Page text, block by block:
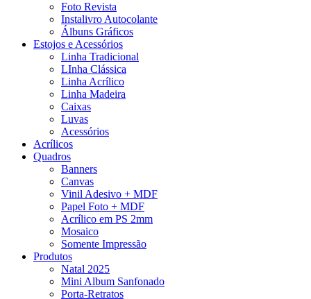
Foto Revista
Instalivro Autocolante
Álbuns Gráficos
Estojos e Acessórios
Linha Tradicional
LInha Clássica
Linha Acrílico
Linha Madeira
Caixas
Luvas
Acessórios
Acrílicos
Quadros
Banners
Canvas
Vinil Adesivo + MDF
Papel Foto + MDF
Acrílico em PS 2mm
Mosaico
Somente Impressão
Produtos
Natal 2025
Mini Album Sanfonado
Porta-Retratos